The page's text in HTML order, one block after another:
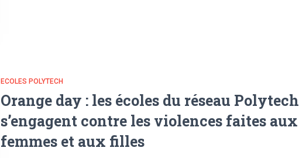
ECOLES POLYTECH
Orange day : les écoles du réseau Polytech
s’engagent contre les violences faites aux
femmes et aux filles